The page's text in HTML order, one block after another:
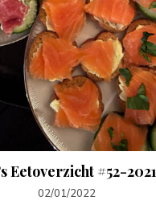
Eetoverzicht #52-2021
02/01/2022